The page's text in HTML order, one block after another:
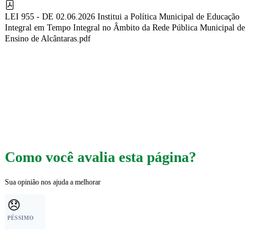
LEI 955 - DE 02.06.2026 Institui a Política Municipal de Educação
Integral em Tempo Integral no Âmbito da Rede Pública Municipal de
Ensino de Alcântaras.pdf
Como você avalia esta página?
Sua opinião nos ajuda a melhorar
😞
PÉSSIMO